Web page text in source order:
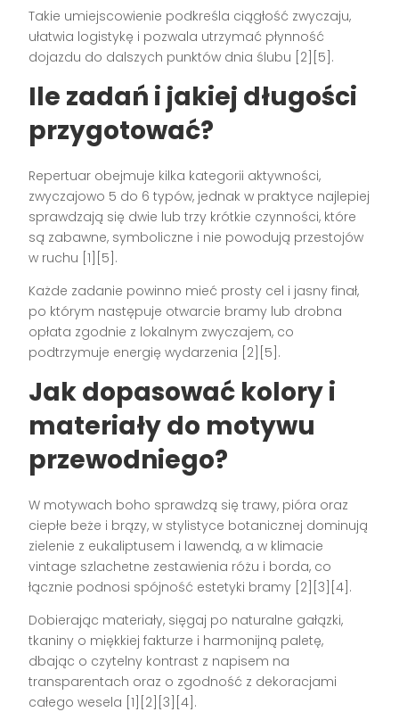
Takie umiejscowienie podkreśla ciągłość zwyczaju,
ułatwia logistykę i pozwala utrzymać płynność
dojazdu do dalszych punktów dnia ślubu [2][5].
Ile zadań i jakiej długości
przygotować?
Repertuar obejmuje kilka kategorii aktywności,
zwyczajowo 5 do 6 typów, jednak w praktyce najlepiej
sprawdzają się dwie lub trzy krótkie czynności, które
są zabawne, symboliczne i nie powodują przestojów
w ruchu [1][5].
Każde zadanie powinno mieć prosty cel i jasny finał,
po którym następuje otwarcie bramy lub drobna
opłata zgodnie z lokalnym zwyczajem, co
podtrzymuje energię wydarzenia [2][5].
Jak dopasować kolory i
materiały do motywu
przewodniego?
W motywach boho sprawdzą się trawy, pióra oraz
ciepłe beże i brązy, w stylistyce botanicznej dominują
zielenie z eukaliptusem i lawendą, a w klimacie
vintage szlachetne zestawienia różu i borda, co
łącznie podnosi spójność estetyki bramy [2][3][4].
Dobierając materiały, sięgaj po naturalne gałązki,
tkaniny o miękkiej fakturze i harmonijną paletę,
dbając o czytelny kontrast z napisem na
transparentach oraz o zgodność z dekoracjami
całego wesela [1][2][3][4].